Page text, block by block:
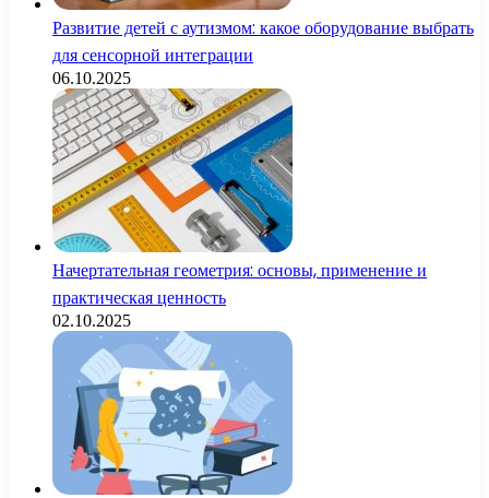
Развитие детей с аутизмом: какое оборудование выбрать
для сенсорной интеграции
06.10.2025
Начертательная геометрия: основы, применение и
практическая ценность
02.10.2025